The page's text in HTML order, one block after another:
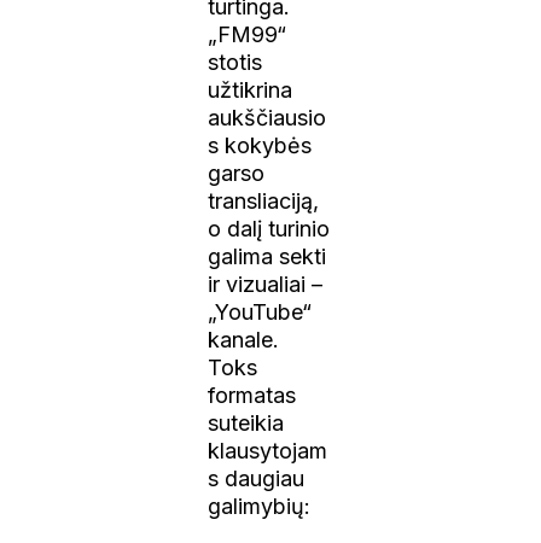
turtinga.
„FM99“
stotis
užtikrina
aukščiausio
s kokybės
garso
transliaciją,
o dalį turinio
galima sekti
ir vizualiai –
„YouTube“
kanale.
Toks
formatas
suteikia
klausytojam
s daugiau
galimybių: